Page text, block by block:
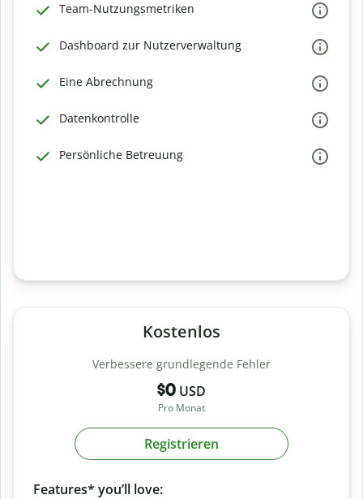
Team-Nutzungsmetriken
Dashboard zur Nutzerverwaltung
Eine Abrechnung
Datenkontrolle
Persönliche Betreuung
Kostenlos
Verbessere grundlegende Fehler
$0 USD
Pro Monat
Registrieren
Features* you’ll love: